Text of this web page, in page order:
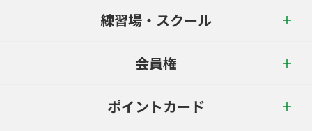
練習場・スクール
会員権
ポイントカード